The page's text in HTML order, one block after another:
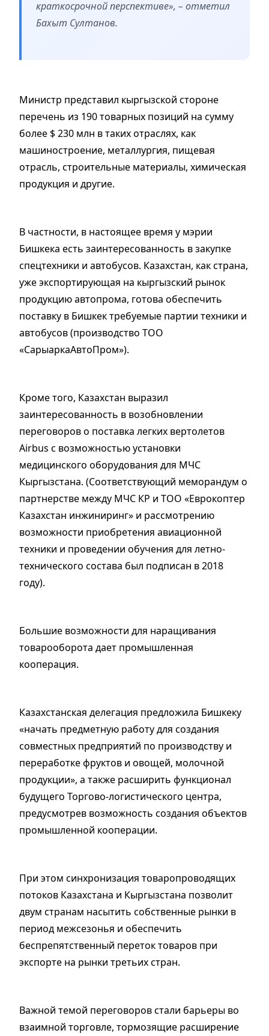
краткосрочной перспективе», – отметил
Бахыт Султанов.
Министр представил кыргызской стороне
перечень из 190 товарных позиций на сумму
более $ 230 млн в таких отраслях, как
машиностроение, металлургия, пищевая
отрасль, строительные материалы, химическая
продукция и другие.
В частности, в настоящее время у мэрии
Бишкека есть заинтересованность в закупке
спецтехники и автобусов. Казахстан, как страна,
уже экспортирующая на кыргызский рынок
продукцию автопрома, готова обеспечить
поставку в Бишкек требуемые партии техники и
автобусов (производство ТОО
«СарыаркаАвтоПром»).
Кроме того, Казахстан выразил
заинтересованность в возобновлении
переговоров о поставка легких вертолетов
Airbus с возможностью установки
медицинского оборудования для МЧС
Кыргызстана. (Соответствующий меморандум о
партнерстве между МЧС КР и ТОО «Еврокоптер
Казахстан инжиниринг» и рассмотрению
возможности приобретения авиационной
техники и проведении обучения для летно-
технического состава был подписан в 2018
году).
Большие возможности для наращивания
товарооборота дает промышленная
кооперация.
Казахстанская делегация предложила Бишкеку
«начать предметную работу для создания
совместных предприятий по производству и
переработке фруктов и овощей, молочной
продукции», а также расширить функционал
будущего Торгово-логистического центра,
предусмотрев возможность создания объектов
промышленной кооперации.
При этом синхронизация товаропроводящих
потоков Казахстана и Кыргызстана позволит
двум странам насытить собственные рынки в
период межсезонья и обеспечить
беспрепятственный переток товаров при
экспорте на рынки третьих стран.
Важной темой переговоров стали барьеры во
взаимной торговле, тормозящие расширение